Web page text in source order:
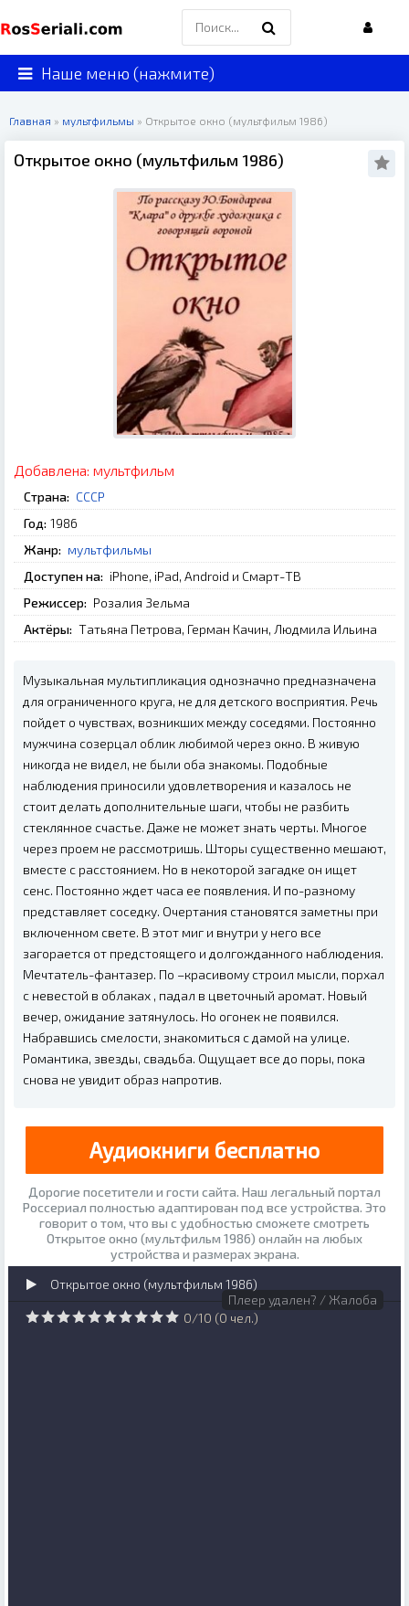
Наше меню (нажмите)
Главная » мультфильмы » Открытое окно (мультфильм 1986)
Открытое окно (мультфильм 1986)
Добавлена: мультфильм
Страна: СССР
Год: 1986
Жанр: мультфильмы
Доступен на: iPhone, iPad, Android и Смарт-ТВ
Режиссер: Розалия Зельма
Актёры: Татьяна Петрова, Герман Качин, Людмила Ильина
Музыкальная мультипликация однозначно предназначена
для ограниченного круга, не для детского восприятия. Речь
пойдет о чувствах, возникших между соседями. Постоянно
мужчина созерцал облик любимой через окно. В живую
никогда не видел, не были оба знакомы. Подобные
наблюдения приносили удовлетворения и казалось не
стоит делать дополнительные шаги, чтобы не разбить
стеклянное счастье. Даже не может знать черты. Многое
через проем не рассмотришь. Шторы существенно мешают,
вместе с расстоянием. Но в некоторой загадке он ищет
сенс. Постоянно ждет часа ее появления. И по-разному
представляет соседку. Очертания становятся заметны при
включенном свете. В этот миг и внутри у него все
загорается от предстоящего и долгожданного наблюдения.
Мечтатель-фантазер. По –красивому строил мысли, порхал
с невестой в облаках , падал в цветочный аромат. Новый
вечер, ожидание затянулось. Но огонек не появился.
Набравшись смелости, знакомиться с дамой на улице.
Романтика, звезды, свадьба. Ощущает все до поры, пока
снова не увидит образ напротив.
Аудиокниги бесплатно
Дорогие посетители и гости сайта. Наш легальный портал
Россериал полностью адаптирован под все устройства. Это
говорит о том, что вы с удобностью сможете смотреть
Открытое окно (мультфильм 1986) онлайн на любых
устройства и размерах экрана.
Открытое окно (мультфильм 1986)
Плеер удален? / Жалоба
0/10 (0 чел.)